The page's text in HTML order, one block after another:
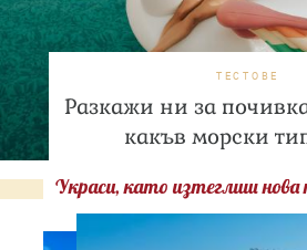
ТЕСТОВЕ
Разкажи ни за
какъв морски
Украси, като изтеглиш нова